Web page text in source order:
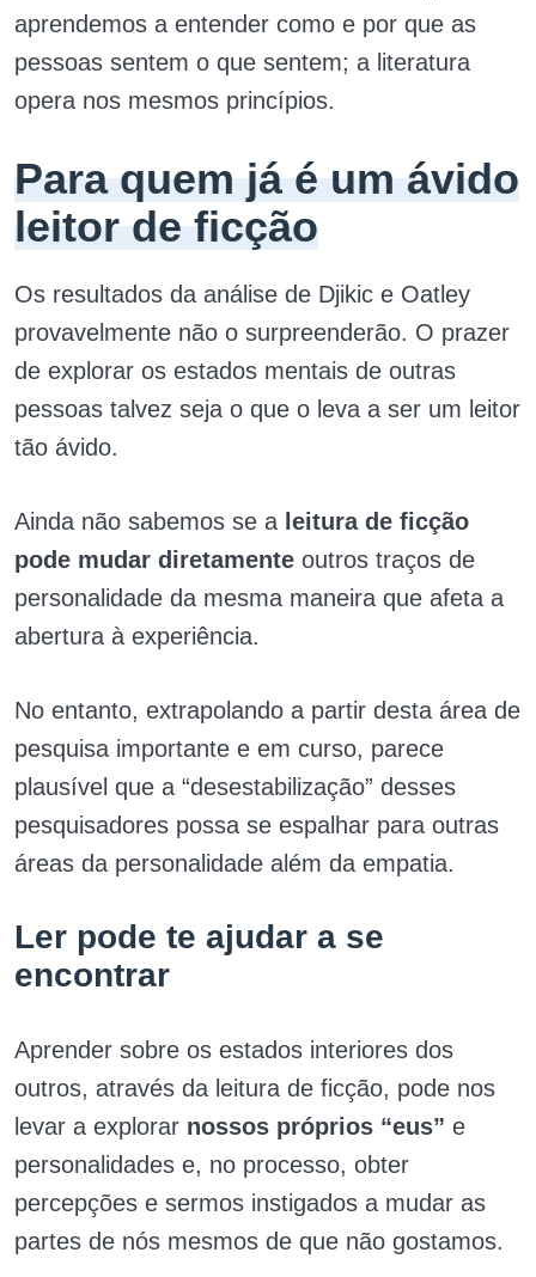
aprendemos a entender como e por que as
pessoas sentem o que sentem; a literatura
opera nos mesmos princípios.
Para quem já é um ávido
leitor de ficção
Os resultados da análise de Djikic e Oatley
provavelmente não o surpreenderão. O prazer
de explorar os estados mentais de outras
pessoas talvez seja o que o leva a ser um leitor
tão ávido.
Ainda não sabemos se a leitura de ficção
pode mudar diretamente outros traços de
personalidade da mesma maneira que afeta a
abertura à experiência.
No entanto, extrapolando a partir desta área de
pesquisa importante e em curso, parece
plausível que a “desestabilização” desses
pesquisadores possa se espalhar para outras
áreas da personalidade além da empatia.
Ler pode te ajudar a se
encontrar
Aprender sobre os estados interiores dos
outros, através da leitura de ficção, pode nos
levar a explorar nossos próprios “eus” e
personalidades e, no processo, obter
percepções e sermos instigados a mudar as
partes de nós mesmos de que não gostamos.